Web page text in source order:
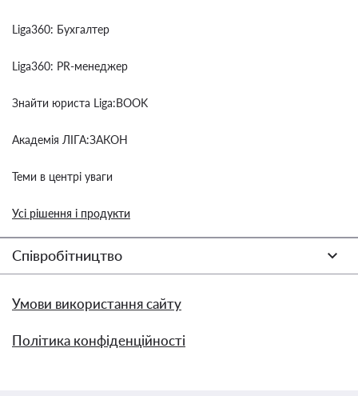
Liga360: Бухгалтер
Liga360: PR-менеджер
Знайти юриста Liga:BOOK
Академія ЛІГА:ЗАКОН
Теми в центрі уваги
Усі рішення і продукти
Співробітництво
Умови використання сайту
Політика конфіденційності